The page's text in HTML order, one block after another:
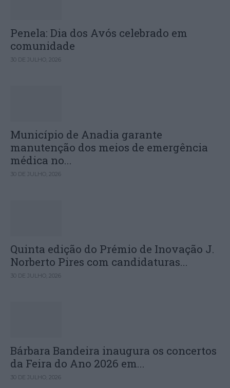
Penela: Dia dos Avós celebrado em
comunidade
30 DE JULHO, 2026
Município de Anadia garante
manutenção dos meios de emergência
médica no...
30 DE JULHO, 2026
Quinta edição do Prémio de Inovação J.
Norberto Pires com candidaturas...
30 DE JULHO, 2026
Bárbara Bandeira inaugura os concertos
da Feira do Ano 2026 em...
30 DE JULHO, 2026